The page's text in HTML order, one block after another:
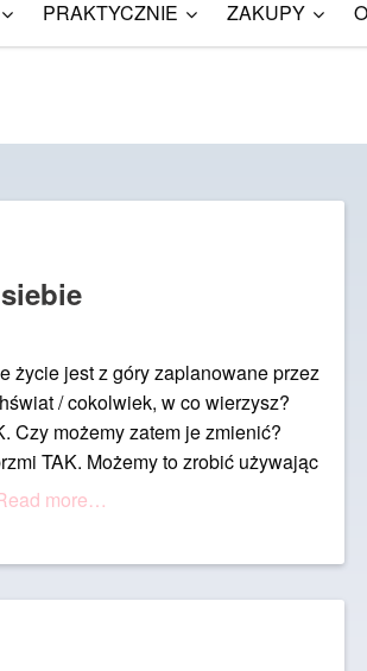
PRAKTYCZNIE ZAKUPY
życie jest z góry zaplanowane przez
/ cokolwiek, w co wierzysz?
Czy możemy zatem je zmienić?
TAK. Możemy to zrobić używając
more…